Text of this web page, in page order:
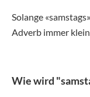
Solange
Adverb immer
Wie wird